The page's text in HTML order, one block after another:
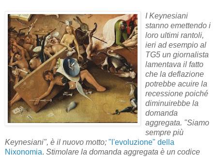
I Keynesiani
stanno emettendo i
loro ultimi rantoli,
ieri ad esempio al
TG5 un giornalista
lamentava il fatto
che la deflazione
potrebbe acuire la
recessione poiché
diminuirebbe la
domanda
aggregata. "Siamo
sempre più
Keynesiani", è il nuovo motto; "l'evoluzione" della
Nixonomia. Stimolare la domanda aggregata è un codice